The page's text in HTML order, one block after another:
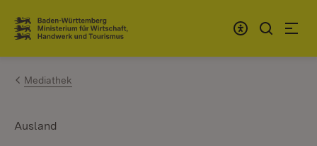
Zum Inhalt springen
Link zur Startseite
Mediathek
Ausland